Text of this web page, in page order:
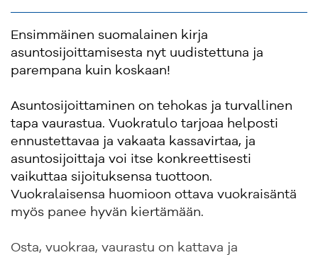
Ensimmäinen suomalainen kirja
asuntosijoittamisesta nyt uudistettuna ja
parempana kuin koskaan!
Asuntosijoittaminen on tehokas ja turvallinen
tapa vaurastua. Vuokratulo tarjoaa helposti
ennustettavaa ja vakaata kassavirtaa, ja
asuntosijoittaja voi itse konkreettisesti
vaikuttaa sijoituksensa tuottoon.
Vuokralaisensa huomioon ottava vuokraisäntä
myös panee hyvän kiertämään.
Osta, vuokraa, vaurastu on kattava ja